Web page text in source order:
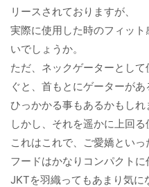
リースされておりますが、
実際に使用した時のフィッ
いでしょうか。
ただ、ネックゲーターとし
ぐと、首もとにゲーターが
ひっかかる事もあるかもしれ
しかし、それを遥かに上回る
これはこれで、ご愛嬌といっ
フードはかなりコンパクト
JKTを羽織ってもあまり気に